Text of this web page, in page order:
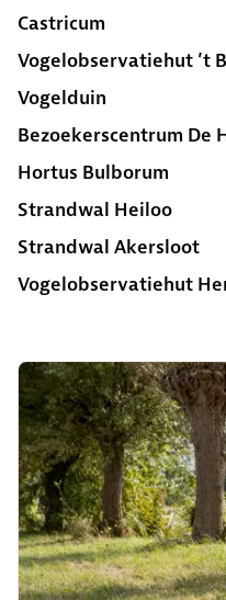
Castricum
Vogelobservatiehut ’t
Vogelduin
Bezoekerscentrum De
Hortus Bulborum
Strandwal Heiloo
Strandwal Akersloot
Vogelobservatiehut